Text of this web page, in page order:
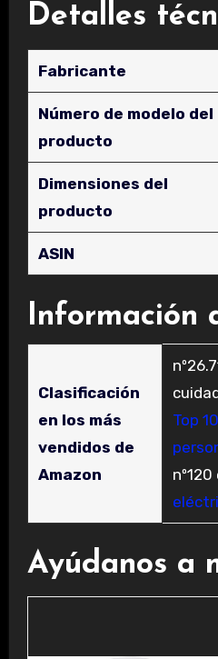
Detalles
Fabricante
Número de modelo del
producto
Dimensiones del
producto
ASIN
Información
Clasificación
en los más
vendidos de
Amazon
Top
nº120
Ayúdanos a